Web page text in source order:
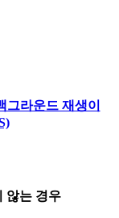
라운드 재생이
않는 경우